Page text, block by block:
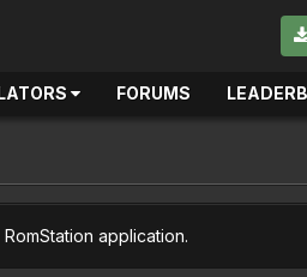
FORUMS
application.